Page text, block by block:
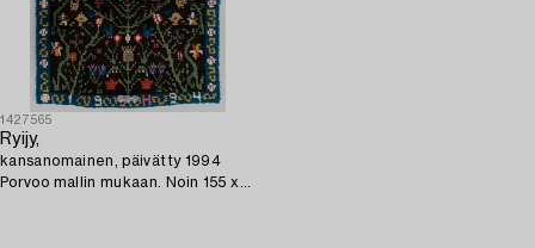
1427565
Ryijy,
kansanomainen, päivätty 1994
Porvoo mallin mukaan. Noin 155 x